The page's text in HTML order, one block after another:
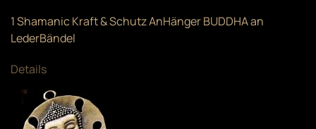
1 Shamanic Kraft & Schutz AnHänger BUDDHA an
LederBändel
Details